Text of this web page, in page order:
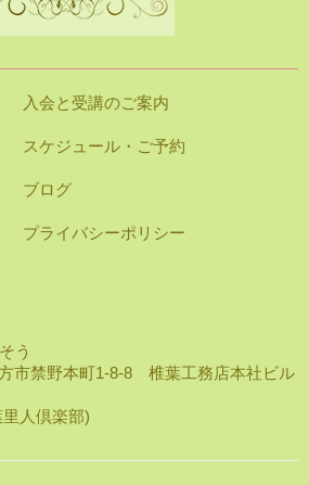
入会と受講のご案内
スケジュール・ご予約
ブログ
プライバシーポリシー
う
市禁野本町1-8-8 椎葉工務店本社ビル
人倶楽部)